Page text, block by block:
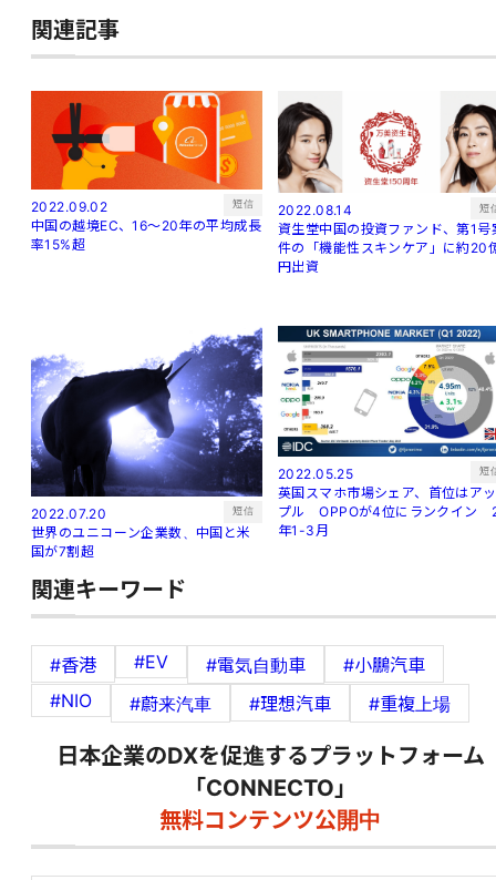
関連記事
2022.09.02 短信
中国の越境EC、16～20年の平均成長
率15%超
2022.08.14 短
資生堂中国の投資ファンド、第1号
件の「機能性スキンケア」に約20
円出資
2022.07.20 短信
世界のユニコーン企業数、中国と米
国が7割超
2022.05.25 短
英国スマホ市場シェア、首位はアッ
プル OPPOが4位にランクイン
年1-3月
関連キーワード
#香港 #EV #電気自動車
#小鵬汽車
#NIO
#蔚来汽車 #理想汽車 #重複上場
日本企業のDXを促進するプラットフォーム
「CONNECTO」
無料コンテンツ公開中